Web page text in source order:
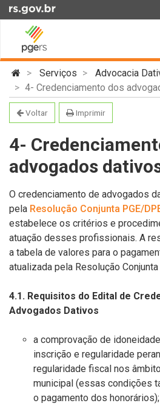
para
conteúdo
Ir
para
menu
para
busca
Início
conteúdo
Serviços
Advocacia
4- Credenciamento dos
Voltar Imprimir
4-
advogados
O credenciamento de advogados
pela Resolução Conjunta PGE/
estabelece os critérios e
atuação desses profissionais. A
a tabela de valores para o
atualizada pela Resolução
4.1. Requisitos do Edital de
Advogados Dativos
a comprovação de
inscrição e regularidade
regularidade fiscal nos
municipal (essas condições
o pagamento dos honorários);